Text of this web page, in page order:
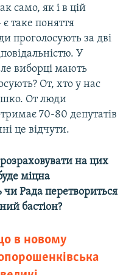
само, як і в цій
таке поняття
проголосують за дві
У
виборці мають
От, хто у нас
От люди
70-80 депутатів
це відчути.
на цих
міцна
чи Рада перетвориться
бастіон?
в новому